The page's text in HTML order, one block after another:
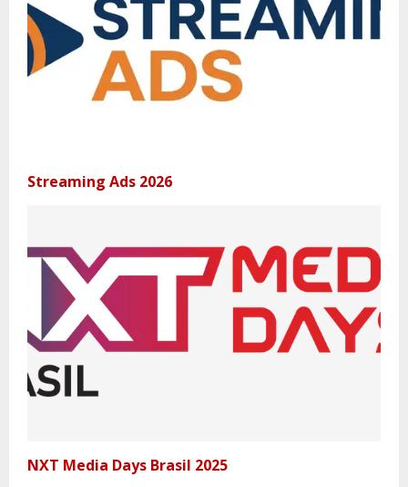
Streaming Ads 2026
NXT Media Days Brasil 2025